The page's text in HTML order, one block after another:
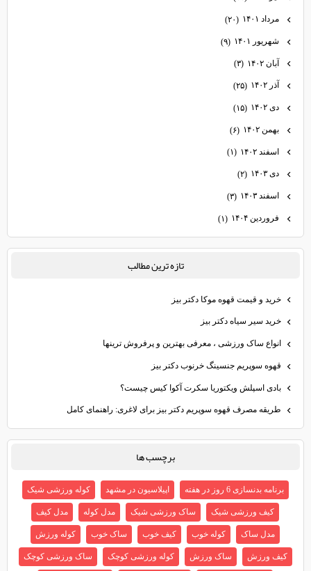
مرداد ۱۴۰۱ (۲۰)
شهریور ۱۴۰۱ (۹)
آبان ۱۴۰۲ (۳)
آذر ۱۴۰۲ (۲۵)
دی ۱۴۰۲ (۱۵)
بهمن ۱۴۰۲ (۶)
اسفند ۱۴۰۲ (۱)
دی ۱۴۰۳ (۲)
اسفند ۱۴۰۳ (۳)
فروردین ۱۴۰۴ (۱)
تازه ترين مطالب
خرید و قیمت قهوه موکا دکتر بیز
خرید سیر سیاه دکتر بیز
انواع ساک ورزشی ، معرفی بهترین و پرفروش ترینها
قهوه سوپریم جنسینگ خرنوب دکتر بیز
بادی اسپلش ویکتوریا سکرت آکوا کیس چیست؟
طریقه مصرف قهوه سوپریم دکتر بیز برای لاغری: راهنمای کامل
برچسب ها
برنامه بدنسازی 6 روز در هفته اپیلاسیون در مشهد کوله ورزشی شیک
کیف ورزشی شیک ساک ورزشی شیک مدل کوله مدل کیف
مدل ساک کوله خوب کیف خوب ساک خوب کوله ورزش
کیف ورزش ساک ورزش کوله ورزشی کوچک ساک ورزشی کوچک